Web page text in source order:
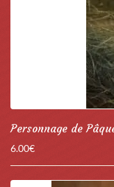
Personnage de
6.00€